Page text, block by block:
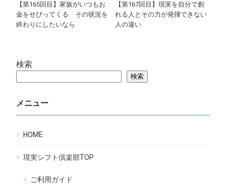
【第165回目】家族がいつもお
金をせびってくる その状況を
終わりにしたいなら
【第167回目】現実を自分で創
れる人とその力が発揮できない
人の違い
検索
検索
メニュー
HOME
現実シフト倶楽部TOP
ご利用ガイド